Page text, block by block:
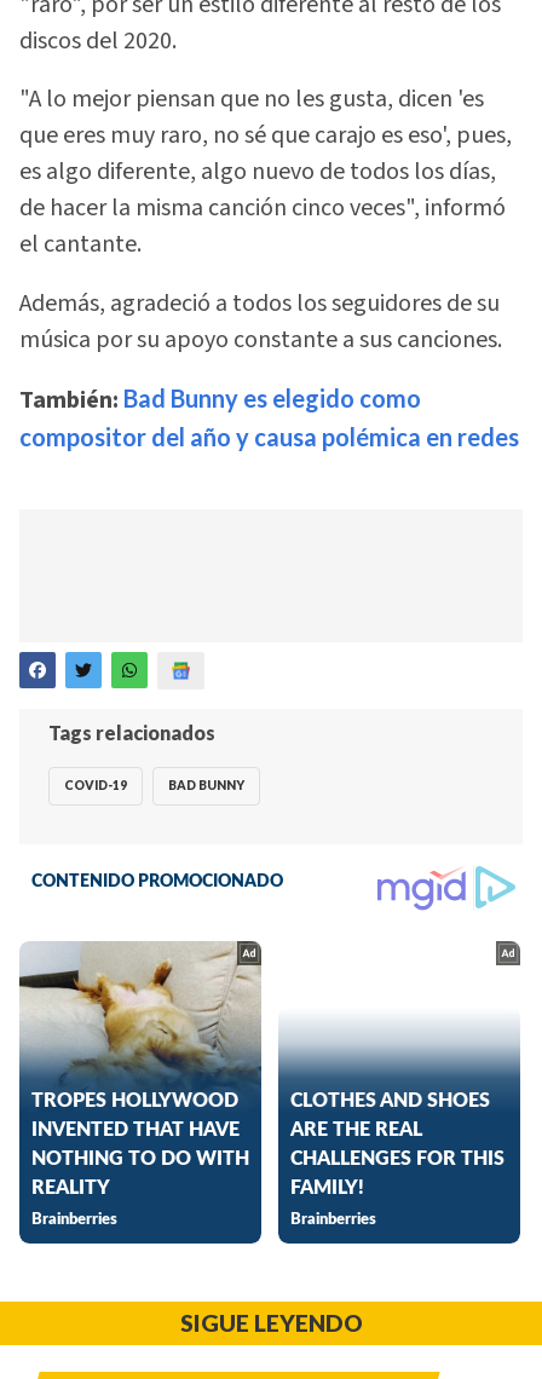
discos del 2020.
"A lo mejor piensan que no les gusta, dicen 'es
que eres muy raro, no sé que carajo es eso', pues,
es algo diferente, algo nuevo de todos los días,
de hacer la misma canción cinco veces", informó
el cantante.
Además, agradeció a todos los seguidores de su
música por su apoyo constante a sus canciones.
También: Bad Bunny es elegido como
compositor del año y causa polémica en redes
Tags relacionados
COVID-19 BAD BUNNY
SIGUE LEYENDO